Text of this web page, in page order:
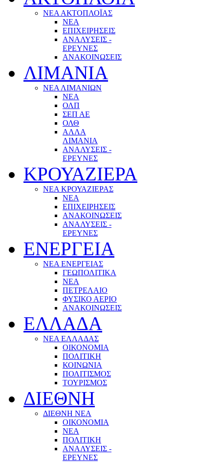
ΝΕΑ ΑΚΤΟΠΛΟΪΑΣ
ΝΕΑ
ΕΠΙΧΕΙΡΗΣΕΙΣ
ΑΝΑΛΥΣΕΙΣ -
ΕΡΕΥΝΕΣ
ΑΝΑΚΟΙΝΩΣΕΙΣ
ΛΙΜΑΝΙΑ
ΝΕΑ ΛΙΜΑΝΙΩΝ
ΝΕΑ
ΟΛΠ
ΣΕΠ ΑΕ
ΟΛΘ
ΑΛΛΑ
ΛΙΜΑΝΙΑ
ΑΝΑΛΥΣΕΙΣ -
ΕΡΕΥΝΕΣ
ΚΡΟΥΑΖΙΕΡΑ
ΝΕΑ ΚΡΟΥΑΖΙΕΡΑΣ
NEA
ΕΠΙΧΕΙΡΗΣΕΙΣ
ΑΝΑΚΟΙΝΩΣΕΙΣ
ΑΝΑΛΥΣΕΙΣ -
ΕΡΕΥΝΕΣ
ΕΝΕΡΓΕΙΑ
ΝΕΑ ΕΝΕΡΓΕΙΑΣ
ΓΕΩΠΟΛΙΤΙΚΑ
ΝΕΑ
ΠΕΤΡΕΛΑΙΟ
ΦΥΣΙΚΟ ΑΕΡΙΟ
ΑΝΑΚΟΙΝΩΣΕΙΣ
ΕΛΛΑΔΑ
ΝΕΑ ΕΛΛΑΔΑΣ
ΟΙΚΟΝΟΜΙΑ
ΠΟΛΙΤΙΚΗ
ΚΟΙΝΩΝΙΑ
ΠΟΛΙΤΙΣΜΟΣ
ΤΟΥΡΙΣΜΟΣ
ΔΙΕΘΝΗ
ΔΙΕΘΝΗ ΝΕΑ
ΟΙΚΟΝΟΜΙΑ
ΝΕΑ
ΠΟΛΙΤΙΚΗ
ΑΝΑΛΥΣΕΙΣ -
ΕΡΕΥΝΕΣ